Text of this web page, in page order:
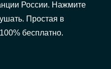
России. Нажмите
Простая в
бесплатно.